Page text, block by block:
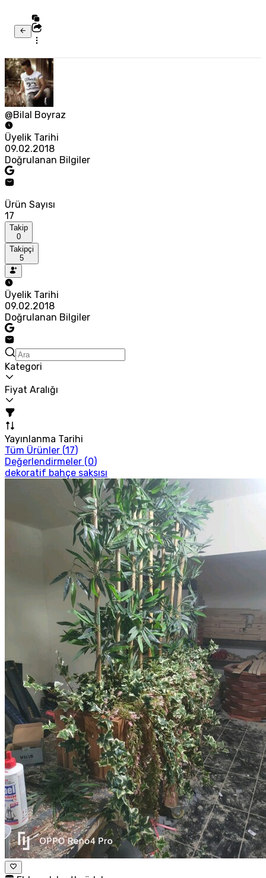
@Bilal Boyraz
Üyelik Tarihi
09.02.2018
Doğrulanan Bilgiler
Ürün Sayısı
17
Takip
0
Takipçi
5
Üyelik Tarihi
09.02.2018
Doğrulanan Bilgiler
Kategori
Fiyat Aralığı
Yayınlanma Tarihi
Tüm Ürünler (17)
Değerlendirmeler (0)
dekoratif bahçe saksısı